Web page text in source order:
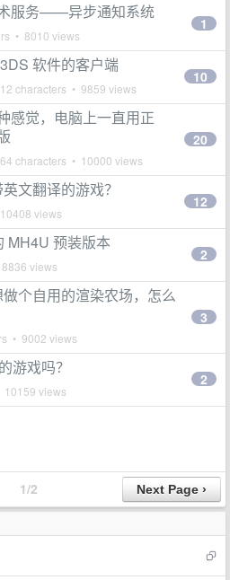
服务——异步通知系统
• 8010 views
1
软件的客户端
characters • 9859 views
10
感觉，电脑上一直用正
characters • 10000 views
20
文翻译的游戏？
views
12
MH4U 预装版本
views
2
个自用的渲染农场，怎么
• 9002 views
3
游戏吗？
10159 views
2
1/2